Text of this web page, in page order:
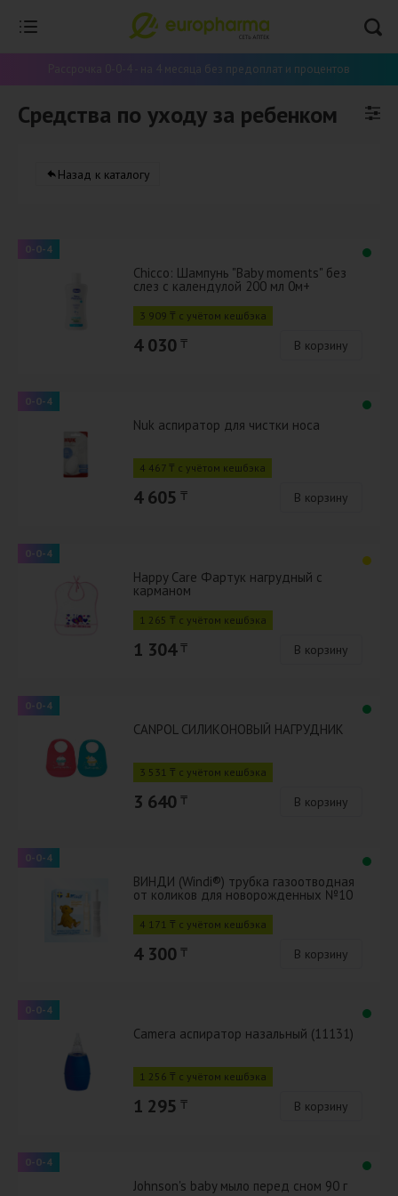
Рассрочка 0-0-4 - на 4 месяца без предоплат и процентов
Средства по уходу за ребенком
Назад к каталогу
0-0-4
Chicco: Шампунь "Baby moments" без
слез с календулой 200 мл 0м+
3 909 ₸ с учётом кешбэка
4 030 ₸ В корзину
0-0-4
Nuk аспиратор для чистки носа
4 467 ₸ с учётом кешбэка
4 605 ₸ В корзину
0-0-4
Happy Care Фартук нагрудный с
карманом
1 265 ₸ с учётом кешбэка
1 304 ₸ В корзину
0-0-4
CANPOL СИЛИКОНОВЫЙ НАГРУДНИК
3 531 ₸ с учётом кешбэка
3 640 ₸ В корзину
0-0-4
ВИНДИ (Windi®) трубка газоотводная
от коликов для новорожденных №10
4 171 ₸ с учётом кешбэка
4 300 ₸ В корзину
0-0-4
Camera аспиратор назальный (11131)
1 256 ₸ с учётом кешбэка
1 295 ₸ В корзину
0-0-4
Johnson's baby мыло перед сном 90 г